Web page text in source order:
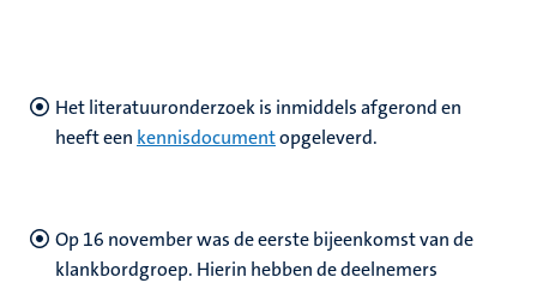
Het literatuuronderzoek is inmiddels afgerond en
heeft een kennisdocumentopgeleverd.
Op 16 november was de eerste bijeenkomst van de
klankbordgroep. Hierin hebben de deelnemers